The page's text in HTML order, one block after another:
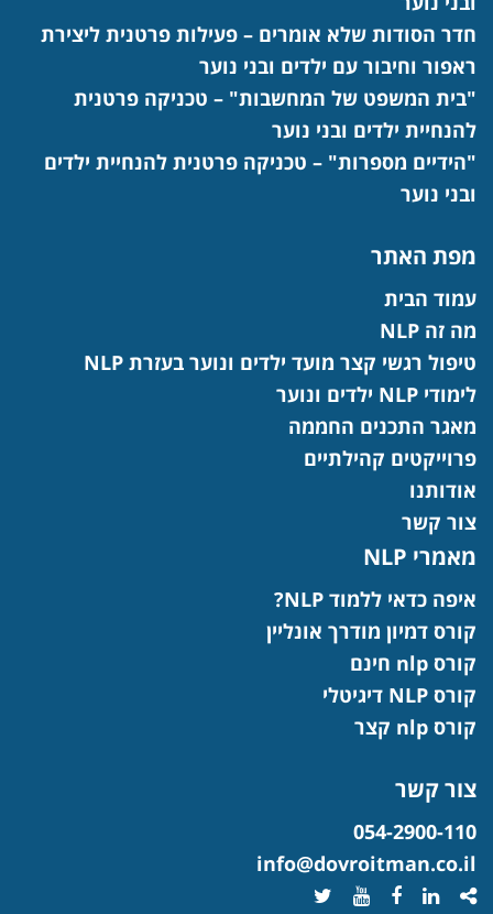
חדר הסודות שלא אומרים – פעילות פרטנית ליצירת
ראפור וחיבור עם ילדים ובני נוער
"בית המשפט של המחשבות" – טכניקה פרטנית
להנחיית ילדים ובני נוער
"הידיים מספרות" – טכניקה פרטנית להנחיית ילדים
ובני נוער
מפת האתר
עמוד הבית
מה זה NLP
טיפול רגשי קצר מועד ילדים ונוער בעזרת NLP
לימודי NLP ילדים ונוער
מאגר התכנים החממה
פרוייקטים קהילתיים
אודותנו
צור קשר
מאמרי NLP
איפה כדאי ללמוד NLP?
קורס דמיון מודרך אונליין
קורס nlp חינם
קורס NLP דיגיטלי
קורס nlp קצר
צור קשר
054-2900-110
info@dovroitman.co.il